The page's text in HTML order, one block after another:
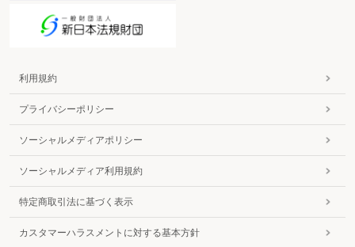
利用規約
プライバシーポリシー
ソーシャルメディアポリシー
ソーシャルメディア利用規約
特定商取引法に基づく表示
カスタマーハラスメントに対する基本方針